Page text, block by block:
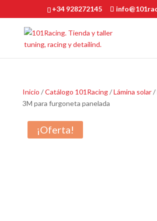
+34 928272145
Inicio /Catálogo 101Racing/Lámina solar/
3M para furgoneta panelada
¡Oferta!